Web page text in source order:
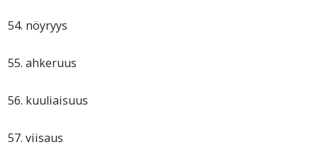
54. nöyryys
55. ahkeruus
56. kuuliaisuus
57. viisaus